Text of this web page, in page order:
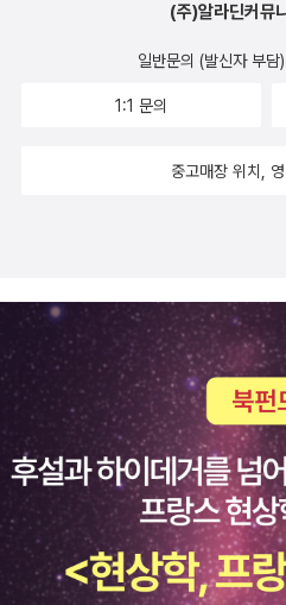
가지도 됩니다.어찌보면 한 가지라
더욱 집중을 하게만드는거같습니다.
하든, 나무 본연의 역활에만 충실해
잎소리만 내면서요... 냉정하리만큼
도 상관없을법한 이야기들을 나무의
려주는 듯 합니다. 인간들의 모습을
은데 섬뜩하게 느껴질정도네요.담담
습과 비교적 수위가 강한 묘사가 이
그러나 <할매의 돌계단>처럼 따뜻
화 <백귀야행>이나 <세상이 가르
같은 느낌도 약간...오기와라 히로시
색함을 느낄수 있는 소설입니다.재
다. 그럼에도 불구하고 참 괜찮은 소
(주)알라딘커뮤
일반문의 (발신자 부담)
1:1 문의
중고매장 위치,